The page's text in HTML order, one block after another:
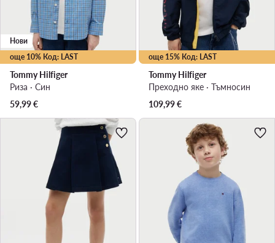
още 10% Код: LAST
Нови
Tommy Hilfiger
Риза · Син
59,99€
още 15% Код: LAST
Tommy Hilfiger
Преходно яке · Тъмносин
109,99€